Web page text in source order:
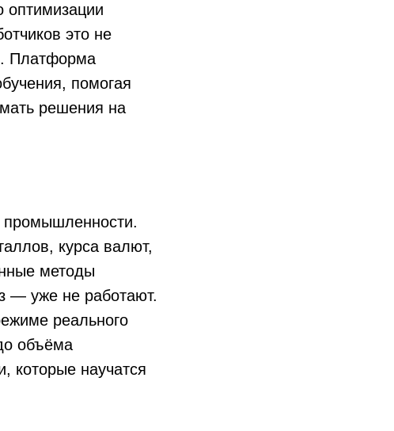
оптимизации
это не
Платформа
помогая
решения на
курса валют,
методы
— уже не работают.
реального
объёма
которые научатся